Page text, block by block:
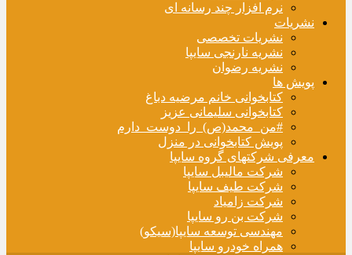
نرم افزار چند رسانه ای
نشریات
نشریات تخصصی
نشریه نارنجی سایپا
نشریه رضوان
پویش ها
کتابخوانی خانم مرضیه دباغ
کتابخوانی سلیمانی عزیز
#من_محمد(ص)_را_دوست_دارم
پویش کتابخوانی در منزل
معرفی شرکتهای گروه سایپا
شرکت مالیبل سایپا
شرکت طیف سایپا
شرکت زامیاد
شرکت بن رو سایپا
مهندسی توسعه سایپا(سیکو)
همراه خودرو سایپا